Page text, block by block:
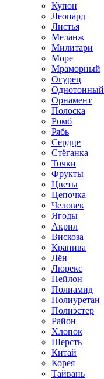
Купон
Леопард
Листья
Меланж
Милитари
Море
Мраморный
Огурец
Однотонный
Орнамент
Полоска
Ромб
Рябь
Сердце
Стёганка
Точки
Фрукты
Цветы
Цепочка
Человек
Ягоды
Акрил
Вискоза
Крапива
Лён
Люрекс
Нейлон
Полиамид
Полиуретан
Полиэстер
Район
Хлопок
Шерсть
Китай
Корея
Тайвань